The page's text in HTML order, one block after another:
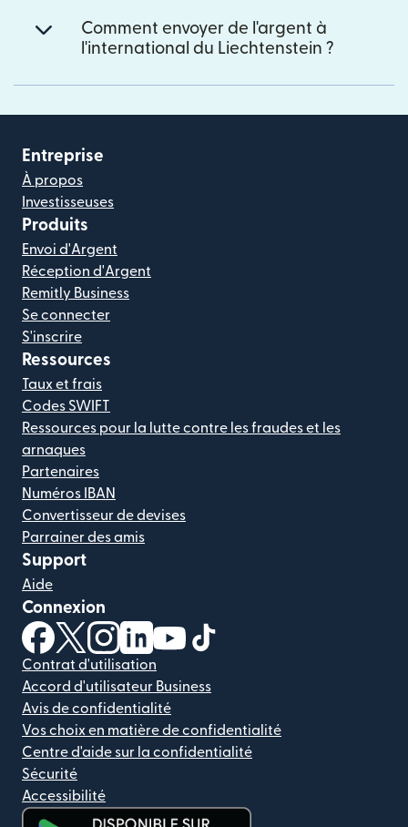
Comment envoyer de l'argent à
l'international du Liechtenstein ?
Entreprise
À propos
Investisseuses
Produits
Envoi d'Argent
Réception d'Argent
Remitly Business
Se connecter
S'inscrire
Ressources
Taux et frais
Codes SWIFT
Ressources pour la lutte contre les fraudes et les
arnaques
Partenaires
Numéros IBAN
Convertisseur de devises
Parrainer des amis
Support
Aide
Connexion
(s'ouvre dans une nouvelle fenêtre)
(s'ouvre dans une nouvelle fenêtre)
(s'ouvre dans une nouvelle fenêtre)
(s'ouvre dans une nouvelle fenêtre)
(s'ouvre dans une nouvelle
Contrat d'utilisation
Accord d'utilisateur Business
Avis de confidentialité
Vos choix en matière de confidentialité
Centre d'aide sur la confidentialité
Sécurité
Accessibilité